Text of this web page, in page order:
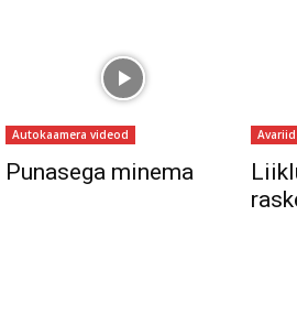
Autokaamera videod
Punasega minema
Avariid